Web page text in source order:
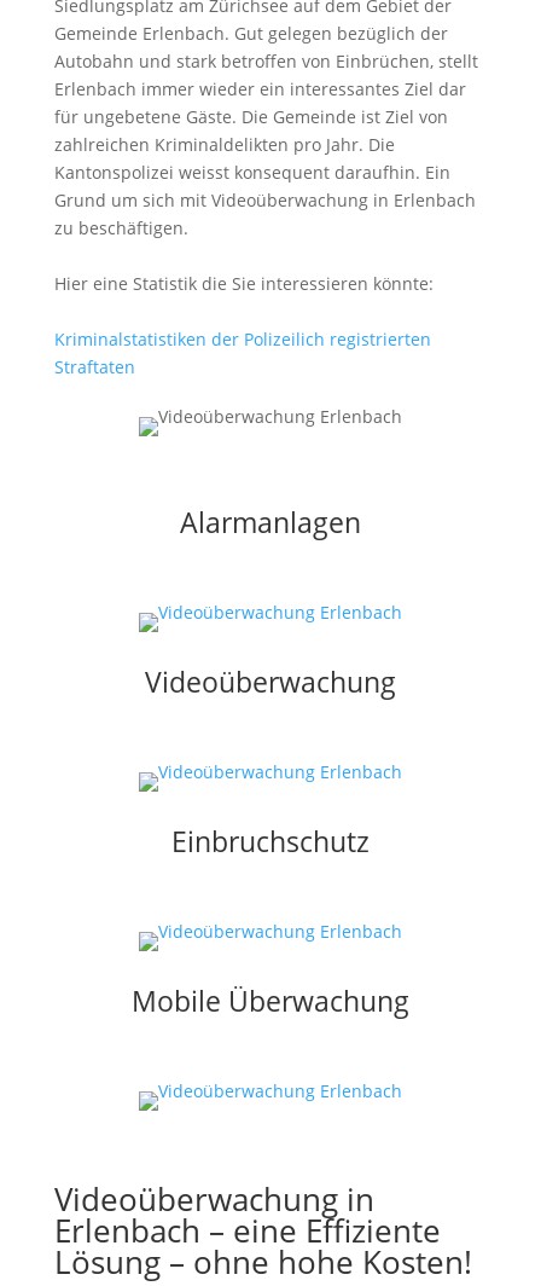
Siedlungsplatz am Zürichsee auf dem Gebiet der
Gemeinde Erlenbach. Gut gelegen bezüglich der
Autobahn und stark betroffen von Einbrüchen, stellt
Erlenbach immer wieder ein interessantes Ziel dar
für ungebetene Gäste. Die Gemeinde ist Ziel von
zahlreichen Kriminaldelikten pro Jahr. Die
Kantonspolizei weisst konsequent daraufhin. Ein
Grund um sich mit Videoüberwachung in Erlenbach
zu beschäftigen.
Hier eine Statistik die Sie interessieren könnte:
Kriminalstatistiken der Polizeilich registrierten
Straftaten
Alarmanlagen
Videoüberwachung
Einbruchschutz
Mobile Überwachung
Videoüberwachung in
Erlenbach – eine Effiziente
Lösung – ohne hohe Kosten!